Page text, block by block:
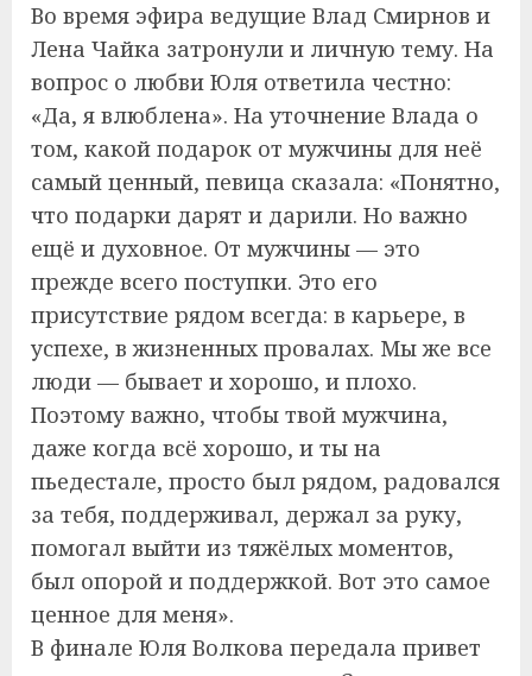
Во время эфира ведущие Влад Смирнов и
Лена Чайка затронули и личную тему. На
вопрос о любви Юля ответила честно:
«Да, я влюблена». На уточнение Влада о
том, какой подарок от мужчины для неё
самый ценный, певица сказала: «Понятно,
что подарки дарят и дарили. Но важно
ещё и духовное. От мужчины — это
прежде всего поступки. Это его
присутствие рядом всегда: в карьере, в
успехе, в жизненных провалах. Мы же все
люди — бывает и хорошо, и плохо.
Поэтому важно, чтобы твой мужчина,
даже когда всё хорошо, и ты на
пьедестале, просто был рядом, радовался
за тебя, поддерживал, держал за руку,
помогал выйти из тяжёлых моментов,
был опорой и поддержкой. Вот это самое
ценное для меня».
В финале Юля Волкова передала привет